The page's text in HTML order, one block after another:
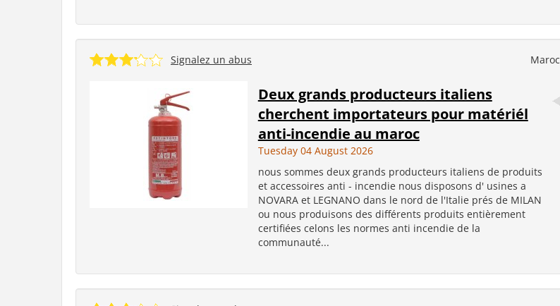
Maroc
Signalez un abus
Deux grands producteurs italiens
cherchent importateurs pour matériél
anti-incendie au maroc
Tuesday 04 August 2026
nous sommes deux grands producteurs italiens de produits
et accessoires anti - incendie nous disposons d' usines a
NOVARA et LEGNANO dans le nord de l'Italie prés de MILAN
ou nous produisons des différents produits entièrement
certifiées celons les normes anti incendie de la
communauté...